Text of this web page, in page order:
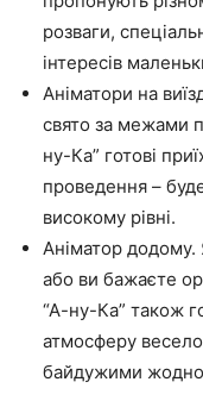
розваги,
інтересів
Аніматори на
свято за межами
ну-Ка” готові
проведення –
високому рівні.
Аніматор додому.
або ви бажаєте
“А-ну-Ка” також
атмосферу
байдужими